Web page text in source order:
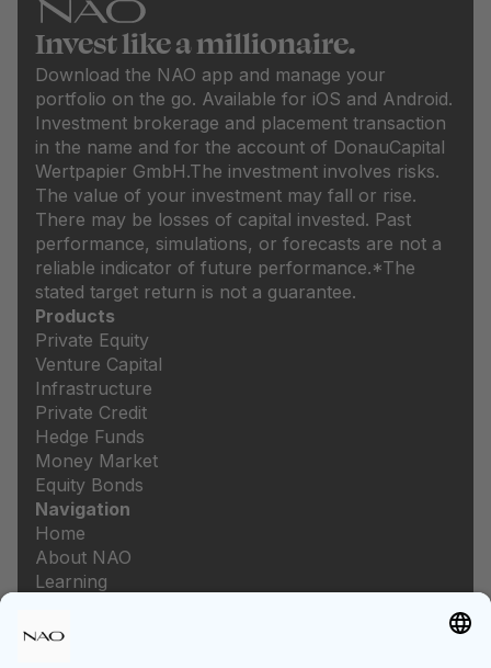
Invest like a millionaire.
Download the NAO app and manage your
portfolio on the go. Available for iOS and Android.
Investment brokerage and placement transaction
in the name and for the account of DonauCapital
Wertpapier GmbH.The investment involves risks.
The value of your investment may fall or rise.
There may be losses of capital invested. Past
performance, simulations, or forecasts are not a
reliable indicator of future performance.*The
stated target return is not a guarantee.
Products
Private Equity
Venture Capital
Infrastructure
Private Credit
Hedge Funds
Money Market
Equity Bonds
Navigation
Home
About NAO
Learning
Careers